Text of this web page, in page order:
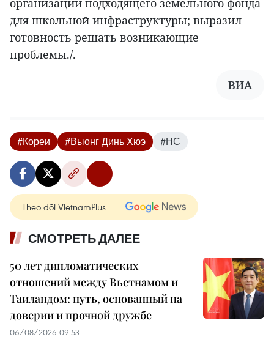
для школьной инфраструктуры; выразил
готовность решать возникающие
проблемы./.
ВИА
#Кореи #Выонг Динь Хюэ #НС
Theo dõi VietnamPlus
СМОТРЕТЬ ДАЛЕЕ
50 лет дипломатических
отношений между Вьетнамом и
Таиландом: путь, основанный на
доверии и прочной дружбе
06/08/2026 09:53